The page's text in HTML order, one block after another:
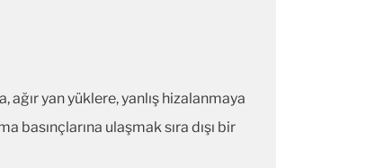
yan yüklere, yanlış hizalanmaya
basınçlarına ulaşmak sıra dışı bir